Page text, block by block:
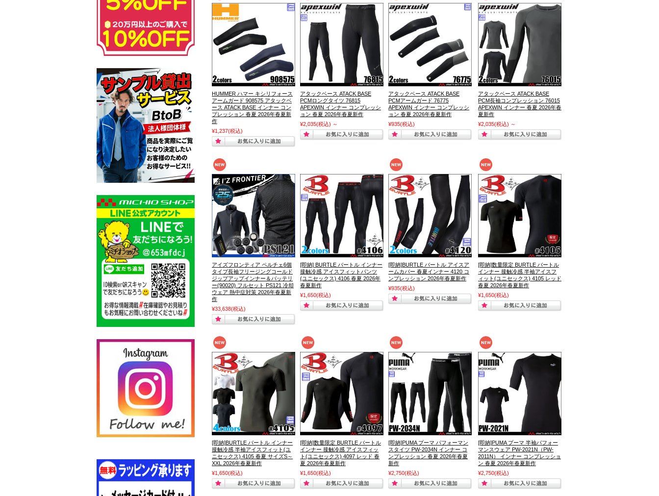
HUMMER ハマー キシリフォース
アームガード 908575 アタックベ
ース ATACK BASE インナー コン
プレッション 春夏 2026年春夏新
作
¥1,237(税込)
アタックベース ATACK BASE
PCMロングタイツ 76815
APEXWIN インナー コンプレッシ
ョン 春夏 2026年春夏新作
¥2,035(税込) ～
アタックベース ATACK BASE
PCMアームガード 76775
APEXWIN インナー コンプレッシ
ョン 春夏 2026年春夏新作
¥935(税込)
アタックベース ATACK BASE
PCM長袖コンプレッション 76015
APEXWIN インナー 春夏 2026年春
夏新作
¥2,035(税込) ～
アイズフロンティア ペルチェ6個
タイプ長袖フリージングコールド
ジップアップインナー＆バッテリ
ー(90020) フルセット PS121 冷却
ウェア 熱中症対策 2026年春夏新
作
¥33,638(税込)
[即納] BURTLE バートル インナー
接触冷感 アイスフィットパンツ
(ユニセックス) 4106 春夏 2026年
春夏新作
¥1,650(税込)
[即納]BURTLE バートル アイスア
ームカバー 春夏インナー 4120 コ
ンプレッション 2026年春夏新作
¥935(税込)
[即納]数量限定 BURTLE バートル
インナー 接触冷感 半袖アイスフ
ィット(ユニセックス) 4105 レッド
春夏 2026年春夏新作
¥1,650(税込)
[即納]BURTLE バートル インナー
接触冷感 半袖アイスフィット(ユ
ニセックス) 4105 春夏 サイズS～
XXL 2026年春夏新作
¥1,650(税込)
[即納]数量限定 BURTLE バートル
インナー 接触冷感 アイスフィッ
ト(ユニセックス) 4097 レッド 春
夏 2026年春夏新作
¥1,650(税込)
[即納]PUMA プーマ パフォーマン
スタイツ PW-2034N インナー コ
ンプレッション 春夏 2026年春夏
新作
¥2,750(税込)
[即納]PUMA プーマ 半袖パフォー
マンスウェア PW-2021N（PW-
2011N） インナー コンプレッショ
ン 春夏 2026年春夏新作
¥2,750(税込)